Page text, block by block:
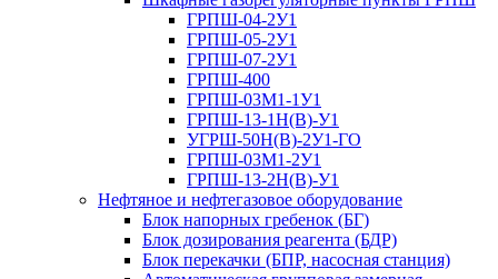
ГРПШ-04-2У1
ГРПШ-05-2У1
ГРПШ-07-2У1
ГРПШ-400
ГРПШ-03М1-1У1
ГРПШ-13-1Н(В)-У1
УГРШ-50Н(В)-2У1-ГО
ГРПШ-03М1-2У1
ГРПШ-13-2Н(В)-У1
Нефтяное и нефтегазовое оборудование
Блок напорных гребенок (БГ)
Блок дозирования реагента (БДР)
Блок перекачки (БПР, насосная станция)